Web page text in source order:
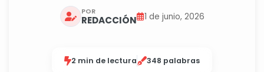
POR
REDACCIÓN 1 de junio, 2026
2 min de lectura 348 palabras